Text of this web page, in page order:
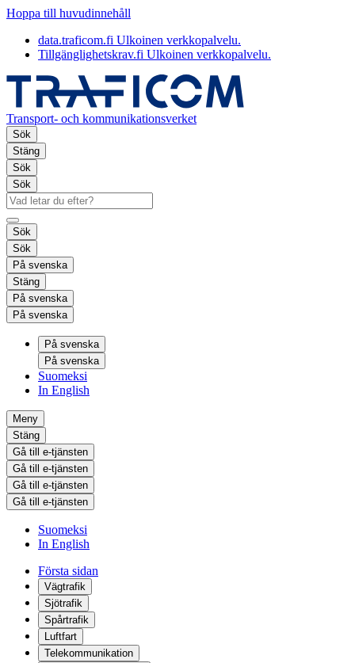
Hoppa till huvudinnehåll
data.traficom.fi Ulkoinen verkkopalvelu.
Tillgänglighetskrav.fi Ulkoinen verkkopalvelu.
Transport- och kommunikationsverket
Sök
Stäng
Sök
Sök
Sök
Sök
På svenska
Stäng
På svenska
På svenska
På svenska
På svenska
Suomeksi
In English
Meny
Stäng
Gå till e-tjänsten
Gå till e-tjänsten
Gå till e-tjänsten
Gå till e-tjänsten
Suomeksi
In English
Första sidan
Vägtrafik
Sjötrafik
Spårtrafik
Luftfart
Telekommunikation